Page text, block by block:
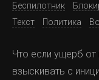
Беспилотник
Текст
Политика
Что если ущерб
взыскивать с